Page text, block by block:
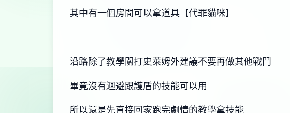
其中有一個房間可以拿道具【代罪貓咪】
沿路除了教學關打史萊姆外建議不要再做其他戰鬥
畢竟沒有迴避跟護盾的技能可以用
所以還是先直接回家跑完劇情的教學拿技能